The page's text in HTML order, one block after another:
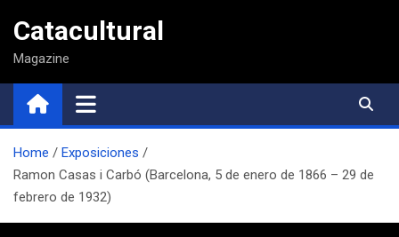
contenido
Catacultural
Magazine
Home
Exposiciones
Ramon Casas i Carbó (Barcelona, 5 de enero de 1866 – 29 de
febrero de 1932)